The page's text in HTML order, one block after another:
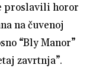
proslavili horor
na čuvenoj
“Bly Manor”
zavrtnja”.